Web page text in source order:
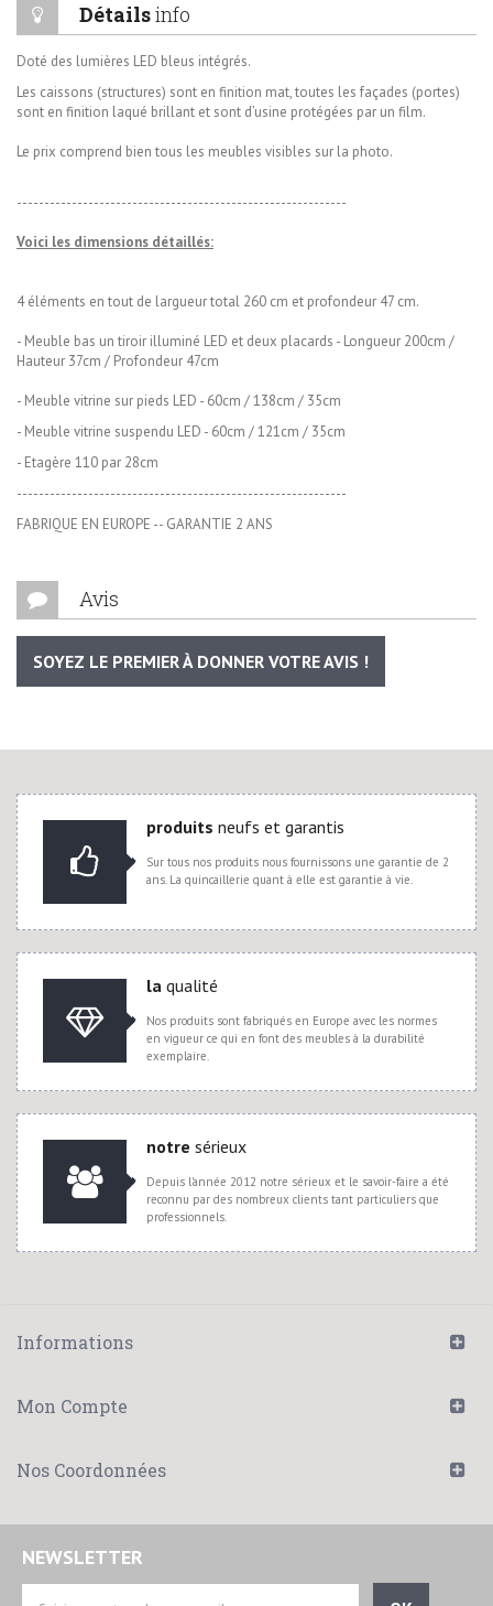
Détailsinfo
Doté des lumières LED bleus intégrés.
Les caissons (structures) sont en finition mat, toutes les façades (portes)
sont en finition laqué brillant et sont d’usine protégées par un film.
Le prix comprend bien tous les meubles visibles sur la photo.
------------------------------------------------------------
Voici les dimensions détaillés:
4 éléments en tout de largueur total 260 cm et profondeur 47 cm.
- Meuble bas un tiroir illuminé LED et deux placards - Longueur 200cm /
Hauteur 37cm / Profondeur 47cm
- Meuble vitrine sur pieds LED - 60cm / 138cm / 35cm
- Meuble vitrine suspendu LED - 60cm / 121cm / 35cm
- Etagère 110 par 28cm
------------------------------------------------------------
FABRIQUE EN EUROPE -- GARANTIE 2 ANS
Avis
SOYEZ LE PREMIER À DONNER VOTRE AVIS !
produits neufs et garantis
Sur tous nos produits nous fournissons une garantie de 2
ans. La quincaillerie quant à elle est garantie à vie.
la qualité
Nos produits sont fabriqués en Europe avec les normes
en vigueur ce qui en font des meubles à la durabilité
exemplaire.
notre sérieux
Depuis l'année 2012 notre sérieux et le savoir-faire a été
reconnu par des nombreux clients tant particuliers que
professionnels.
Informations
Mon Compte
Nos Coordonnées
NEWSLETTER